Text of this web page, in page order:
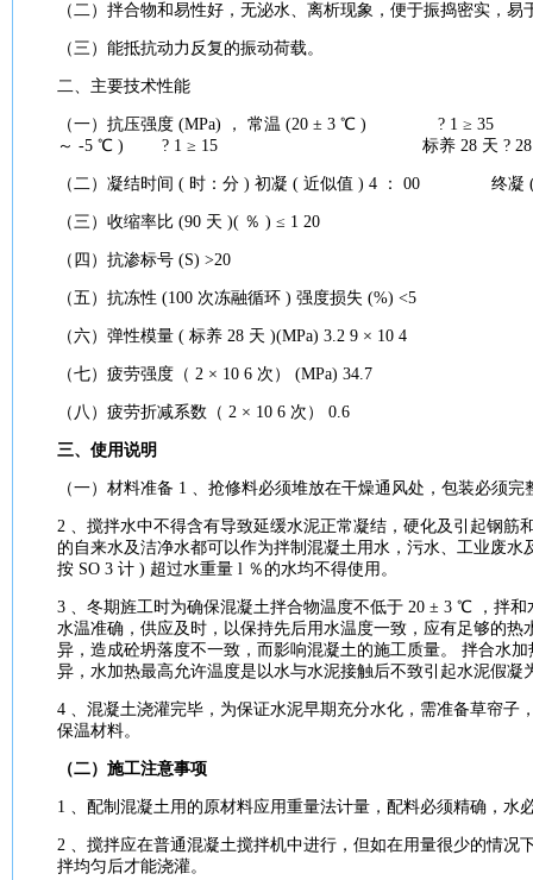
（二）拌合物和易性好，无泌水、离析现象，便于振捣密实，易
（三）能抵抗动力反复的振动荷载。
二、主要技术性能
（一） 抗压强度 (MPa) ， 常温 (20 ± 3 ℃ ) ? 1
～ -5 ℃ ) ? 1 ≥ 15 标养 28 天 ? 28 ≥
（二）凝结时间 ( 时：分 ) 初凝 ( 近似值 ) 4 ： 00 终凝 (
（三）收缩率比 (90 天 )( ％ ) ≤ 1 20
（四）抗渗标号 (S) >20
（五）抗冻性 (100 次冻融循环 ) 强度损失 (%) <5
（六）弹性模量 ( 标养 28 天 )(MPa) 3.2 9 × 10 4
（七）疲劳强度 （ 2 × 10 6 次） (MPa) 34.7
（八）疲劳折减系数（ 2 × 10 6 次） 0.6
三、使用说明
（一） 材料准备 1 、抢修料必须堆放在干燥通风处， 包装必须完
2 、搅拌水中不得含有导致延缓水泥正常凝结，硬化及引起钢筋
的自来水及洁净水都可以作为拌制 混凝土用水，污水、工业废水
按 SO 3 计 ) 超过水重量 l ％的水均不得使用。
3 、冬期旌工时为确保混凝土拌合物温度不低于 20 ± 3 ℃ ，拌和
水温准确，供应及时，以保持先后用水温度一致，应有足够的热
异，造成砼坍落度不一致，而影响混凝土的施工质量。 拌合水加
异，水加热最高允许温度是以水与水泥接触后不致引起水泥假凝
4 、 混凝土浇灌完毕，为保证水泥早期充分水化，需准备草帘子
保温材料。
（二） 施工注意事项
1 、配制 混凝土用的原材料应用重量法计量，配料必须精确，水
2 、搅拌应在普通混凝土搅拌机中进行，但如在用量很少的情况
拌均匀后才能浇灌。